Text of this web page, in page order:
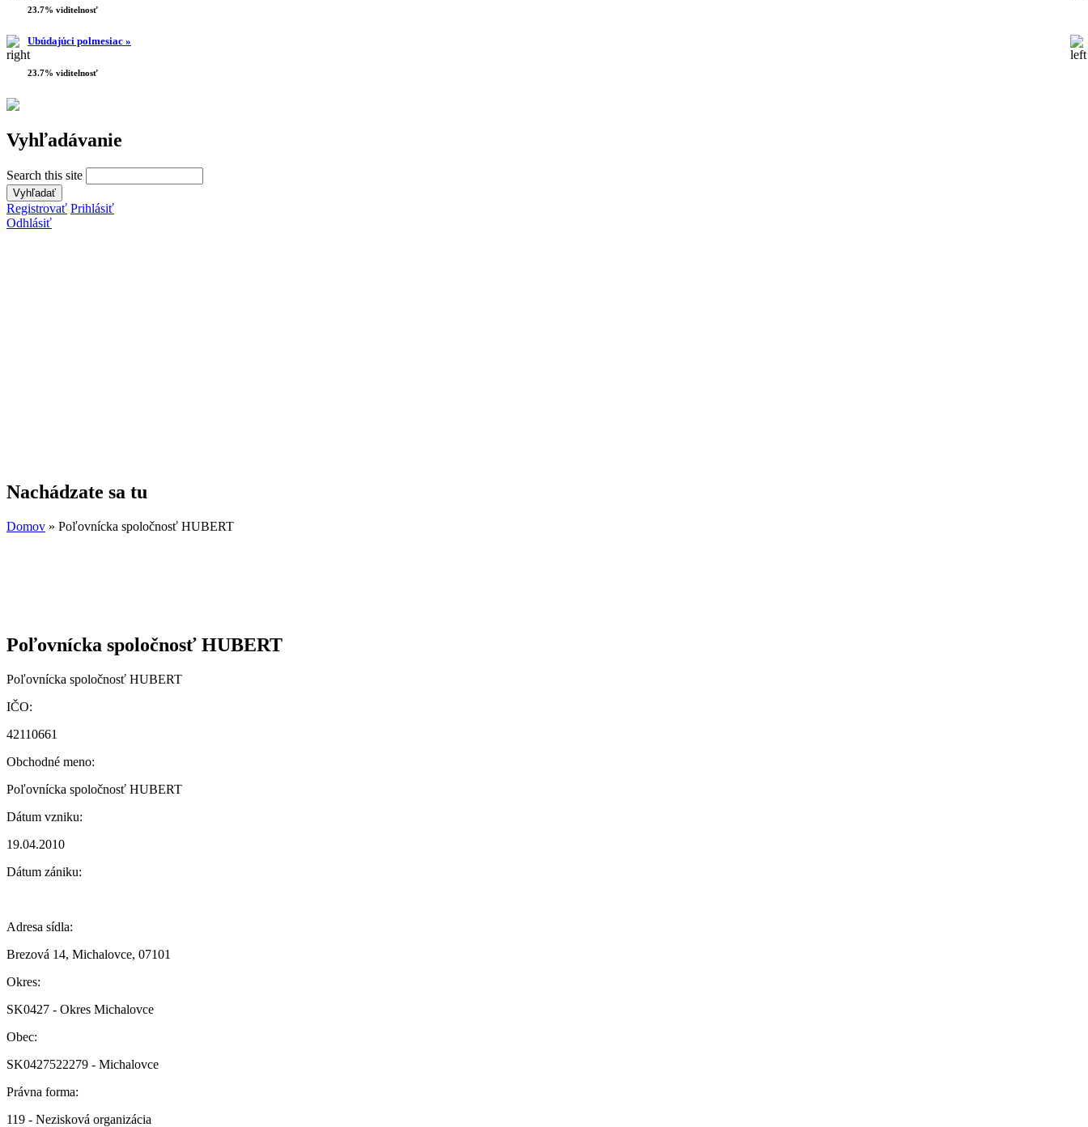
23.7% viditelnosť
Ubúdajúci polmesiac »
23.7% viditelnosť
Vyhľadávanie
Search this site
Registrovať Prihlásiť
Odhlásiť
Nachádzate sa tu
Domov » Poľovnícka spoločnosť HUBERT
Poľovnícka spoločnosť HUBERT
Poľovnícka spoločnosť HUBERT
IČO:
42110661
Obchodné meno:
Poľovnícka spoločnosť HUBERT
Dátum vzniku:
19.04.2010
Dátum zániku:
Adresa sídla:
Brezová 14, Michalovce, 07101
Okres:
SK0427 - Okres Michalovce
Obec:
SK0427522279 - Michalovce
Právna forma:
119 - Nezisková organizácia